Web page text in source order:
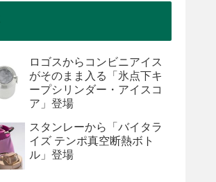
ロゴスからコンビニアイス
がそのまま入る「氷点下キ
ープシリンダー・アイスコ
ア」登場
スタンレーから「バイタラ
イズ テンポ真空断熱ボト
ル」登場